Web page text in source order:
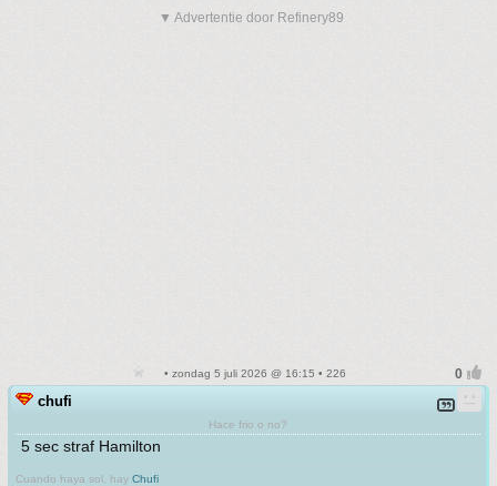
▼ Advertentie door Refinery89
• zondag 5 juli 2026 @ 16:15 • 226
chufi
Hace frio o no?
5 sec straf Hamilton
Cuando haya sol, hay Chufi